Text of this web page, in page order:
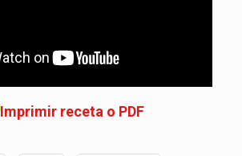
Imprimir receta o PDF